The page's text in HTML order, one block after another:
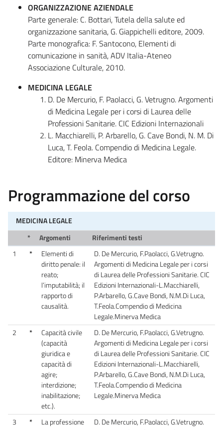
ORGANIZZAZIONE AZIENDALE
Parte generale: C. Bottari, Tutela della salute ed
organizzazione sanitaria, G. Giappichelli editore, 2009.
Parte monografica: F. Santocono, Elementi di
comunicazione in sanità, ADV Italia-Ateneo
Associazione Culturale, 2010.
MEDICINA LEGALE
D. De Mercurio, F. Paolacci, G. Vetrugno. Argomenti
di Medicina Legale per i corsi di Laurea delle
Professioni Sanitarie. CIC Edizioni Internazionali
L. Macchiarelli, P. Arbarello, G. Cave Bondi, N. M. Di
Luca, T. Feola. Compendio di Medicina Legale.
Editore: Minerva Medica
Programmazione del corso
MEDICINA LEGALE
*
Argomenti
Riferimenti testi
1
*
Elementi di
diritto penale: il
reato;
l’imputabilità; il
rapporto di
causalità.
D. De Mercurio, F.Paolacci, G.Vetrugno.
Argomenti di Medicina Legale per i corsi
di Laurea delle Professioni Sanitarie. CIC
Edizioni Internazionali-L.Macchiarelli,
P.Arbarello, G.Cave Bondi, N.M.Di Luca,
T.Feola.Compendio di Medicina
Legale.Minerva Medica
2
*
Capacità civile
(capacità
giuridica e
capacità di
agire;
interdizione;
inabilitazione;
etc.).
D. De Mercurio, F.Paolacci, G.Vetrugno.
Argomenti di Medicina Legale per i corsi
di Laurea delle Professioni Sanitarie. CIC
Edizioni Internazionali-L.Macchiarelli,
P.Arbarello, G.Cave Bondi, N.M.Di Luca,
T.Feola.Compendio di Medicina
Legale.Minerva Medica
3 *
La professione
D. De Mercurio, F.Paolacci, G.Vetrugno.